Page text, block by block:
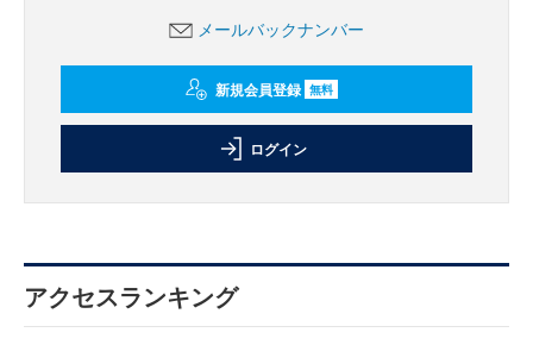
メールバックナンバー
新規会員登録 無料
ログイン
アクセスランキング